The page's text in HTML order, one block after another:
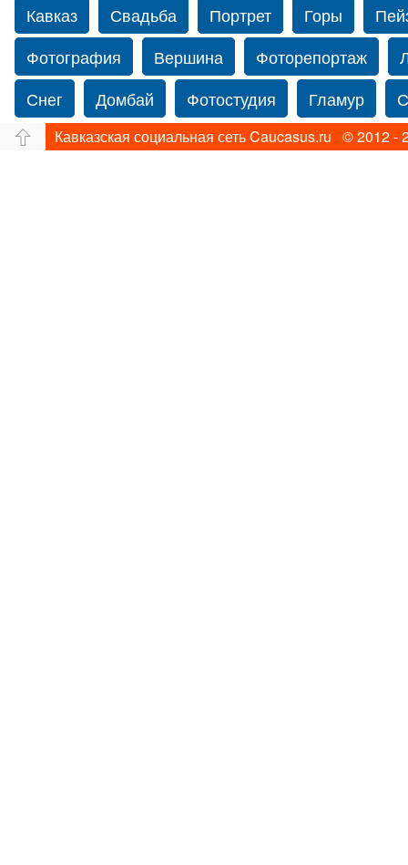
Кавказ Свадьба Портрет Горы
Фотография
Вершина Фоторепортаж
Снег
Домбай Фотостудия Гламур
Путешествие
Перевал Ущелье
Кавказская социальная сеть Caucasus.ru © 2012 -